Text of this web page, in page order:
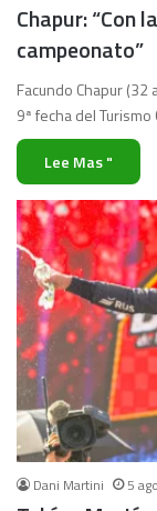
Chapur: “Con
campeonato”
Facundo Chapur
9ª fecha del
Lee Mas "
Dani Martini 5